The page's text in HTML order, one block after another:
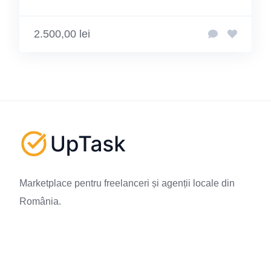
2.500,00 lei
Marketplace pentru freelanceri și agenții locale din
România.